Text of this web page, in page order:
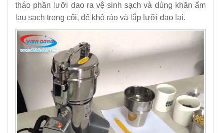
tháo phần lưỡi dao ra vệ sinh sạch và dùng khăn ẩm
lau sạch trong cối, để khô ráo và lắp lưỡi dao lại.